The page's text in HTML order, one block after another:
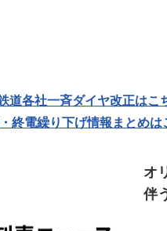
道各社一斉ダイヤ改正はこ
終電繰り下げ情報まとめは
オ
伴